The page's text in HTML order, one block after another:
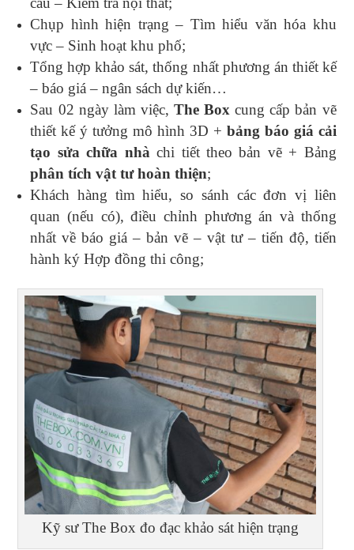
Chụp hình hiện trạng – Tìm hiểu văn hóa khu
vực – Sinh hoạt khu phố;
Tổng hợp khảo sát, thống nhất phương án thiết kế
– báo giá – ngân sách dự kiến…
Sau 02 ngày làm việc, The Box cung cấp bản vẽ
thiết kế ý tưởng mô hình 3D + bảng báo giá cải
tạo sửa chữa nhàchi tiết theo bản vẽ + Bảng
phân tích vật tư hoàn thiện;
Khách hàng tìm hiểu, so sánh các đơn vị liên
quan (nếu có), điều chỉnh phương án và thống
nhất về báo giá – bản vẽ – vật tư – tiến độ, tiến
hành ký Hợp đồng thi công;
Kỹ sư The Box đo đạc khảo sát hiện trạng